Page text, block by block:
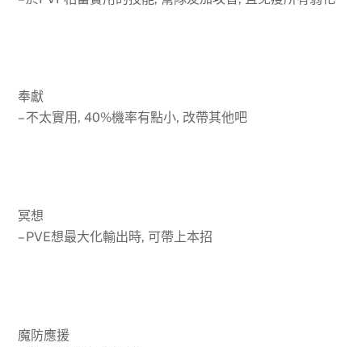
奉獻
– 不太實用, 40%機率有點小, 改帶其他吧
冥想
– PVE想最大化輸出時, 可帶上本招
魔防應援